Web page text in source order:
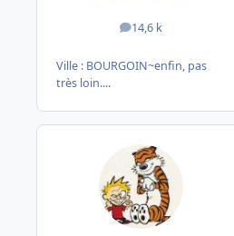
14,6 k
messages
Ville : BOURGOIN~enfin, pas
très loin....